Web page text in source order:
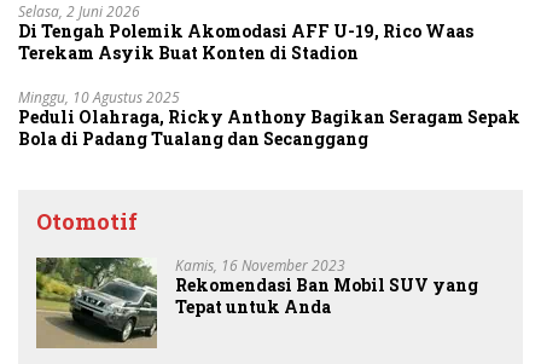
Selasa, 2 Juni 2026
Di Tengah Polemik Akomodasi AFF U-19, Rico Waas
Terekam Asyik Buat Konten di Stadion
Minggu, 10 Agustus 2025
Peduli Olahraga, Ricky Anthony Bagikan Seragam Sepak
Bola di Padang Tualang dan Secanggang
Otomotif
Kamis, 16 November 2023
Rekomendasi Ban Mobil SUV yang
Tepat untuk Anda